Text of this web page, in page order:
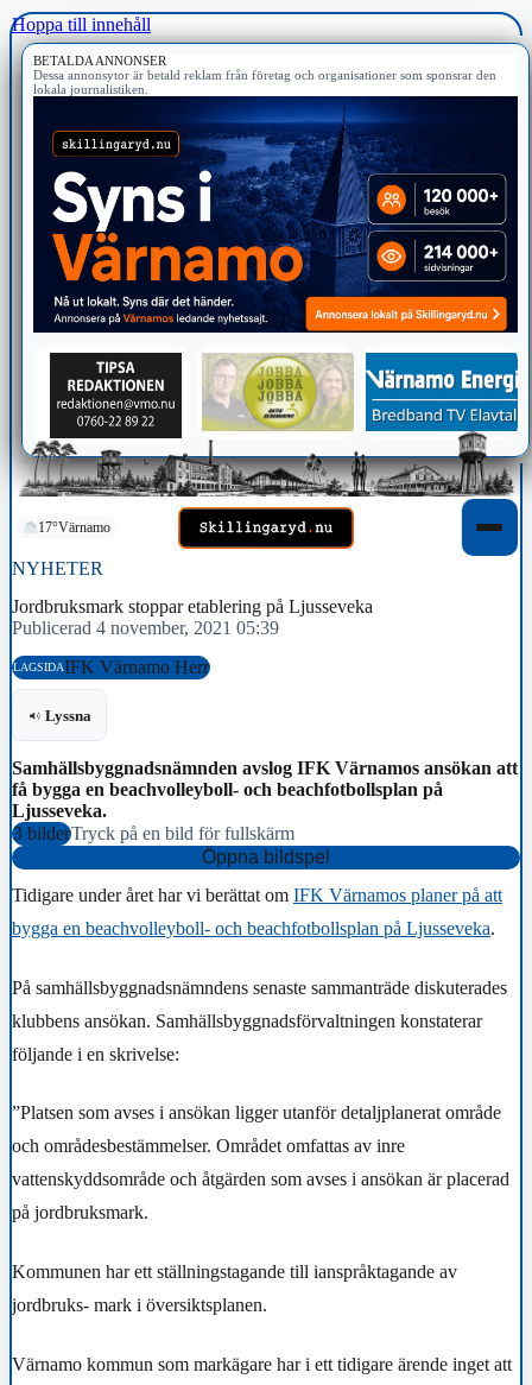
Hoppa till innehåll
BETALDA ANNONSER
Dessa annonsytor är betald reklam från företag och organisationer som sponsrar den
lokala journalistiken.
17°Värnamo
NYHETER
Jordbruksmark stoppar etablering på Ljusseveka
Publicerad 4 november, 2021 05:39
LAGSIDAIFK Värnamo Herr
Lyssna
Samhällsbyggnadsnämnden avslog IFK Värnamos ansökan att
få bygga en beachvolleyboll- och beachfotbollsplan på
Ljusseveka.
3 bilderTryck på en bild för fullskärm
Öppna bildspel
Tidigare under året har vi berättat om IFK Värnamos planer på att
bygga en beachvolleyboll- och beachfotbollsplan på Ljusseveka.
På samhällsbyggnadsnämndens senaste sammanträde diskuterades
klubbens ansökan. Samhällsbyggnadsförvaltningen konstaterar
följande i en skrivelse:
”Platsen som avses i ansökan ligger utanför detaljplanerat område
och områdesbestämmelser. Området omfattas av inre
vattenskyddsområde och åtgärden som avses i ansökan är placerad
på jordbruksmark.
Kommunen har ett ställningstagande till ianspråktagande av
jordbruks- mark i översiktsplanen.
Värnamo kommun som markägare har i ett tidigare ärende inget att